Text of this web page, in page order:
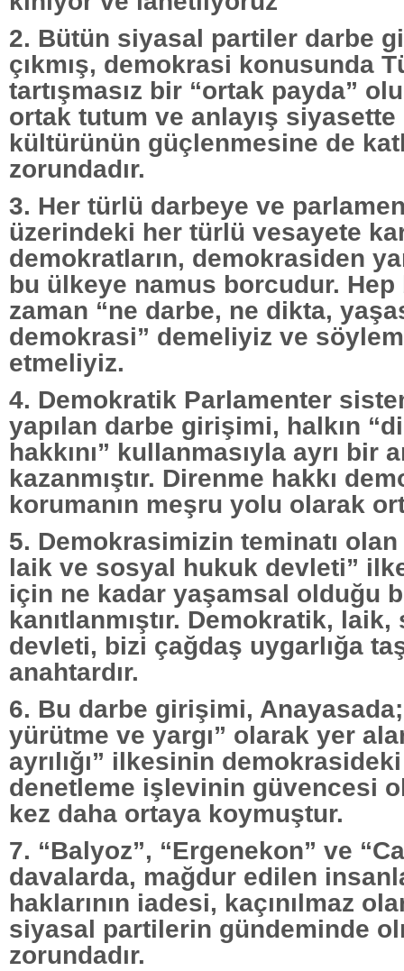
2. Bütün siyasal partiler darbe
çıkmış, demokrasi konusunda
tartışmasız bir “ortak payda”
ortak tutum ve anlayış siyasette
kültürünün güçlenmesine de
zorundadır.
3. Her türlü darbeye ve
üzerindeki her türlü vesayete
demokratların, demokrasiden
bu ülkeye namus borcudur.
zaman “ne darbe, ne dikta,
demokrasi” demeliyiz ve
etmeliyiz.
4. Demokratik Parlamenter
yapılan darbe girişimi, halkın
hakkını” kullanmasıyla ayrı bir
kazanmıştır. Direnme hakkı
korumanın meşru yolu olarak
5. Demokrasimizin teminatı
laik ve sosyal hukuk devleti”
için ne kadar yaşamsal olduğu
kanıtlanmıştır. Demokratik,
devleti, bizi çağdaş uygarlığa
anahtardır.
6. Bu darbe girişimi,
yürütme ve yargı” olarak yer
ayrılığı” ilkesinin
denetleme işlevinin güvencesi
kez daha ortaya koymuştur.
7. “Balyoz”, “Ergenekon” ve
davalarda, mağdur edilen
haklarının iadesi, kaçınılmaz
siyasal partilerin gündeminde
zorundadır.